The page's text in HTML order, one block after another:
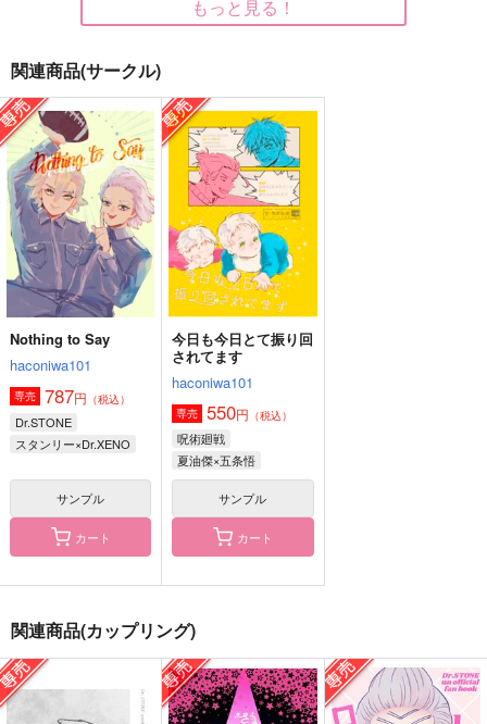
さいろく。
cardboard.
1,257円（税込）
スタンリー×Dr.XENO
サンプル
作品詳細
201607SUMMER
絡め亭
1,257円（税込）
スタンリー×Dr.XENO
サンプル
作品詳細
SNBK
944円（税込）
スタンリー×Dr.XENO
あきにぎり
1,257円（税込）
スタンリー×Dr.XENO 629円（税込）
スタンリー×Dr.XENO
もっと見る！
関連商品(サークル)
Nothing to Say
haconiwa101
専売 787円 （税込）
Dr.STONE
スタンリー×Dr.XENO
サンプル
カート
今日も今日とて振り回
されてます
haconiwa101
専売 550円 （税込）
呪術廻戦
夏油傑×五条悟
サンプル
カート
関連商品(カップリング)